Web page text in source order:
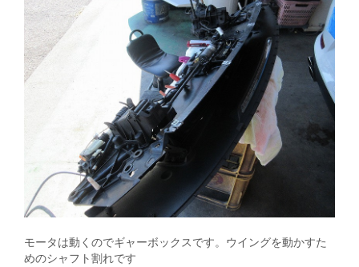
モータは動くのでギャーボックスです。ウイングを動かすた
めのシャフト割れです